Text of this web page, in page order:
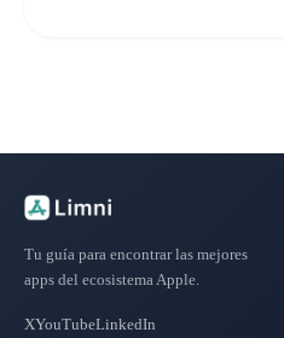
Tu guía para encontrar las mejores
apps del ecosistema Apple.
XYouTubeLinkedIn